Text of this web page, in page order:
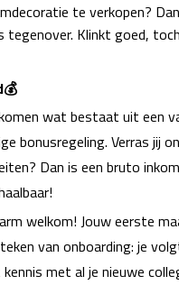
te verkopen?
tegenover. Klinkt goed,
wat bestaat uit een
bonusregeling. Verras jij
Dan is een bruto
welkom! Jouw eerste
van onboarding: je
met al je nieuwe